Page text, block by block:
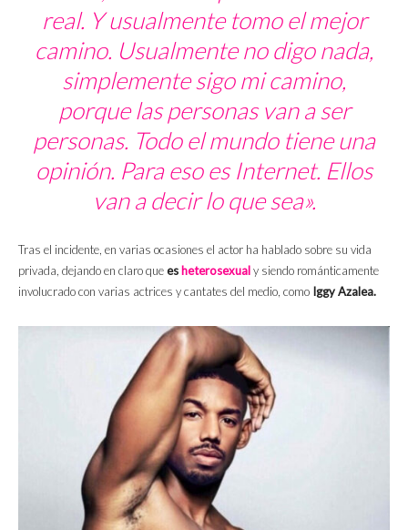
real. Y usualmente tomo el mejor
camino. Usualmente no digo nada,
simplemente sigo mi camino,
porque las personas van a ser
personas. Todo el mundo tiene una
opinión. Para eso es Internet. Ellos
van a decir lo que sea».
Tras el incidente, en varias ocasiones el actor ha hablado sobre su vida
privada, dejando en claro quees heterosexualy siendo románticamente
involucrado con varias actrices y cantates del medio, como Iggy Azalea.